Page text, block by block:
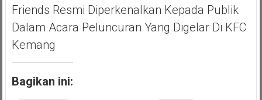
Friends Resmi Diperkenalkan Kepada Publik
Dalam Acara Peluncuran Yang Digelar Di KFC
Kemang
Bagikan ini: